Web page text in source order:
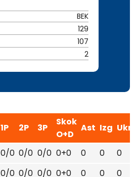
BEK
129
107
2
1P 2P 3P
Skok
O+D
Ast Izg Ukr
0/0 0/0 0/0 0+0 0 0 0
0/0 0/0 0/0 0+0 0 0 0